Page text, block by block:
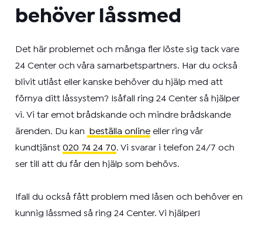
behöver låssmed
Det här problemet och många fler löste sig tack vare
24 Center och våra samarbetspartners. Har du också
blivit utlåst eller kanske behöver du hjälp med att
förnya ditt låssystem? Isåfall ring 24 Center så hjälper
vi. Vi tar emot brådskande och mindre brådskande
ärenden. Du kan beställa online eller ring vår
kundtjänst 020 74 24 70. Vi svarar i telefon 24/7 och
ser till att du får den hjälp som behövs.
Ifall du också fått problem med låsen och behöver en
kunnig låssmed så ring 24 Center. Vi hjälper!